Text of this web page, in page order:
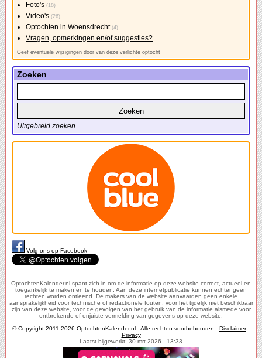
Foto's (18)
Video's (26)
Optochten in Woensdrecht (4)
Vragen, opmerkingen en/of suggesties?
Geef eventuele wijzigingen door van deze verlichte optocht
Zoeken
Uitgebreid zoeken
Volg ons op Facebook
OptochtenKalender.nl spant zich in om de informatie op deze website correct, actueel en
toegankelijk te maken en te houden. Aan deze internetpublicatie kunnen echter geen
rechten worden ontleend. De makers van de website aanvaarden geen enkele
aansprakelijkheid voor technische of redactionele fouten, voor het tijdelijk niet beschikbaar
zijn van deze website, voor de gevolgen van het gebruik van de informatie alsmede voor
ontbrekende of onjuiste vermelding van gegevens op deze website.
© Copyright 2011-2026 OptochtenKalender.nl - Alle rechten voorbehouden - Disclaimer-
Privacy
Laatst bijgewerkt: 30 mrt 2026 - 13:33